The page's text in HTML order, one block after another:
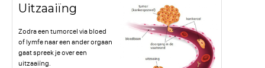
Uitzaaiïng
Zodra een tumorcel via bloed
of lymfe naar een ander orgaan
gaat spreek je over een
uitzaaiïng.